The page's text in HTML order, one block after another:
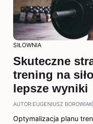
SIŁOWNIA
Skuteczne
trening na
lepsze wyniki
AUTOR:EUGENIUSZ BOROWIAK
Optymalizacja planu